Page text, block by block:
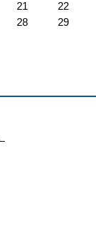
21
22
28
29